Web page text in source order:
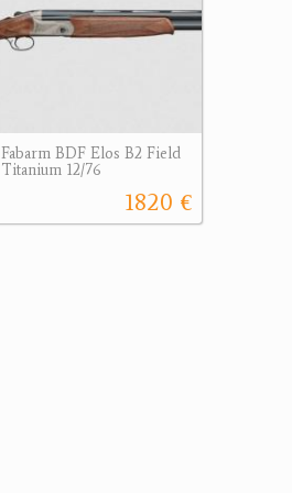
Fabarm BDF Elos B2 Field
Titanium 12/76
1820 €